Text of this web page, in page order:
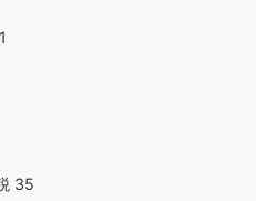
1
35